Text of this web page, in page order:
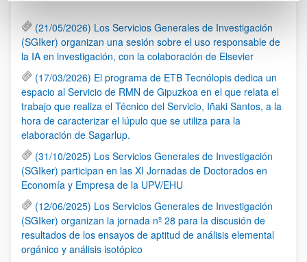
(21/05/2026) Los Servicios Generales de Investigación
(SGIker) organizan una sesión sobre el uso responsable de
la IA en investigación, con la colaboración de Elsevier
(17/03/2026) El programa de ETB Tecnólopis dedica un
espacio al Servicio de RMN de Gipuzkoa en el que relata el
trabajo que realiza el Técnico del Servicio, Iñaki Santos, a la
hora de caracterizar el lúpulo que se utiliza para la
elaboración de Sagarlup.
(31/10/2025) Los Servicios Generales de Investigación
(SGIker) participan en las XI Jornadas de Doctorados en
Economía y Empresa de la UPV/EHU
(12/06/2025) Los Servicios Generales de Investigación
(SGIker) organizan la jornada nº 28 para la discusión de
resultados de los ensayos de aptitud de análisis elemental
orgánico y análisis isotópico